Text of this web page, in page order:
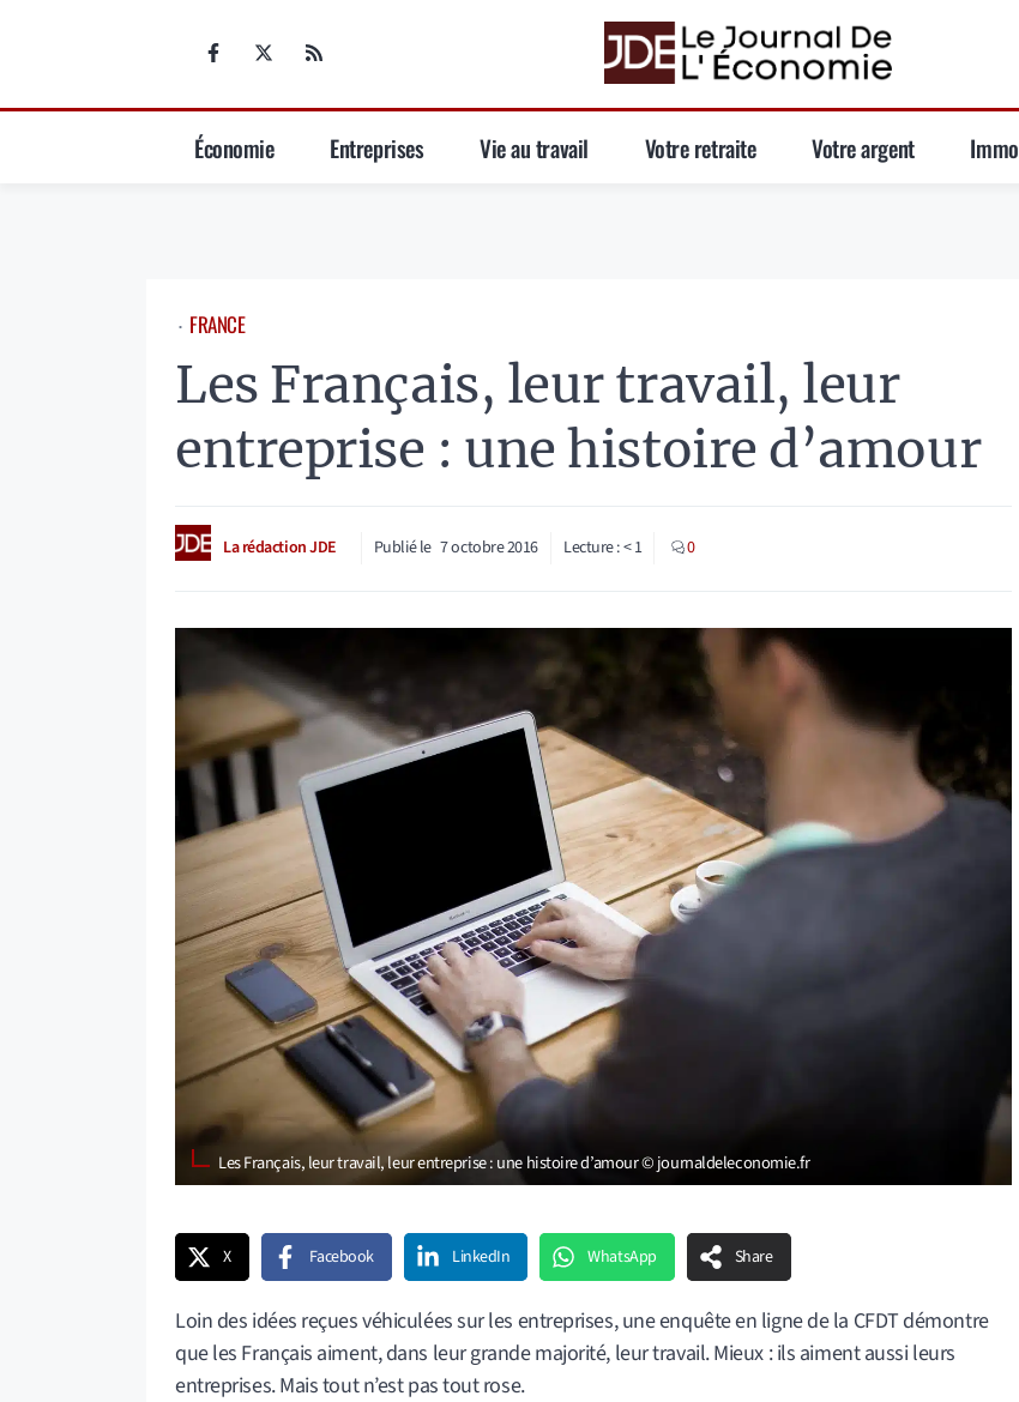
Économie Entreprises Vie au travail Votre retraite Votre argent Immo
⋅ FRANCE
Les Français, leur travail, leur
entreprise : une histoire d’amour
La rédaction JDE Publié le 7 octobre 2016 Lecture :< 1 0
Les Français, leur travail, leur entreprise : une histoire d’amour © journaldeleconomie.fr
X Facebook LinkedIn WhatsApp Share
Loin des idées reçues véhiculées sur les entreprises, une enquête en ligne de la CFDT démontre
que les Français aiment, dans leur grande majorité, leur travail. Mieux : ils aiment aussi leurs
entreprises. Mais tout n’est pas tout rose.